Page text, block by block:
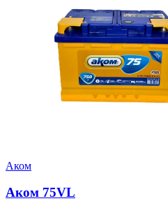
Аком
Аком 75VL